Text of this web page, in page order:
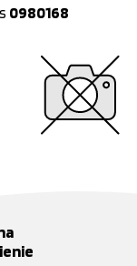
0980168